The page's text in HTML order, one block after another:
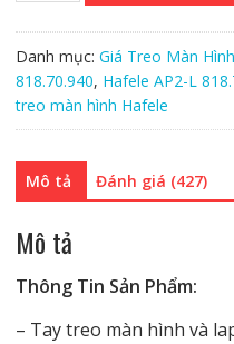
Hafele
AP2-
L
818.70.940
số
Danh mục: Giá Treo Màn Hình
818.70.940, Hafele AP2-L
treo màn hình Hafele
Mô tả Đánh giá (427)
Mô tả
Thông Tin Sản Phẩm:
– Tay treo màn hình và